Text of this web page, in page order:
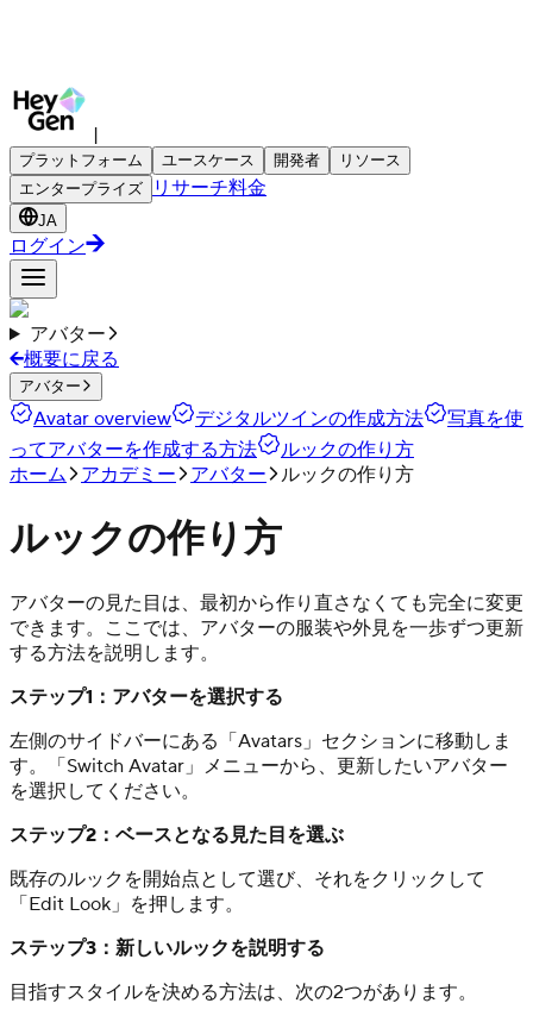
|
プラットフォーム ユースケース 開発者
リソース
エンタープライズ
リサーチ料金
JA
ログイン
アバター
概要に戻る
アバター
Avatar overview デジタルツインの作成方法
写真を使
ってアバターを作成する方法
ルックの作り方
ホーム
アカデミー アバター ルックの作り方
ルックの作り方
アバターの見た目は、最初から作り直さなくても完全に変更
できます。ここでは、アバターの服装や外見を一歩ずつ更新
する方法を説明します。
ステップ1：アバターを選択する
左側のサイドバーにある「Avatars」セクションに移動しま
す。「Switch Avatar」メニューから、更新したいアバター
を選択してください。
ステップ2：ベースとなる見た目を選ぶ
既存のルックを開始点として選び、それをクリックして
「Edit Look」を押します。
ステップ3：新しいルックを説明する
目指すスタイルを決める方法は、次の2つがあります。